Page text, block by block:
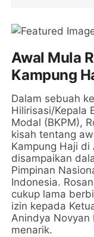
Awal Mula
Kampung
Dalam sebuah
Hilirisasi/Kepala
Modal (BKPM),
kisah tentang
Kampung Haji di
disampaikan
Pimpinan
Indonesia.
cukup lama
izin kepada
Anindya Novyan
menarik.